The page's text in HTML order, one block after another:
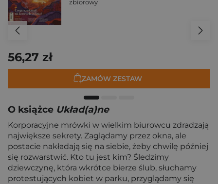
zbiorowy
56,27 zł
ZAMÓW ZESTAW
O książce Układ(a)ne
Korporacyjne mrówki w wielkim biurowcu zdradzają
największe sekrety. Zaglądamy przez okna, ale
postacie nakładają się na siebie, żeby chwilę później
się rozwarstwić. Kto tu jest kim? Śledzimy
dziewczynę, która wkrótce bierze ślub, słuchamy
protestujących kobiet w parku, przyglądamy się